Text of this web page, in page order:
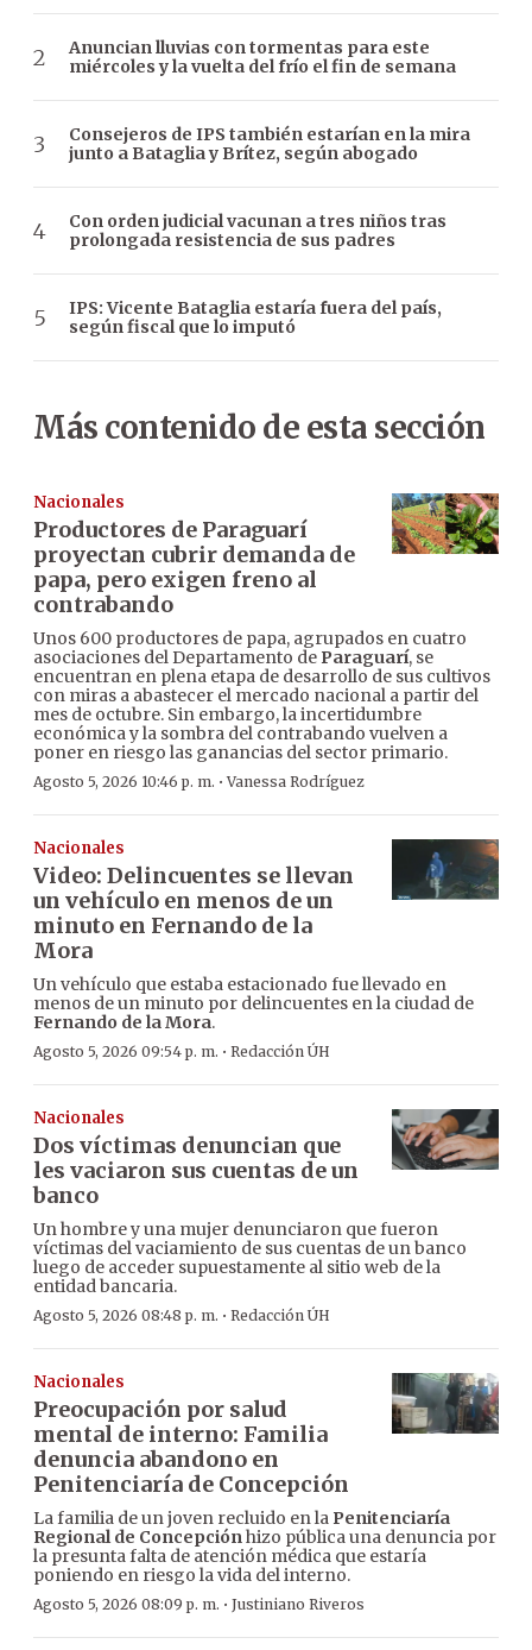
Anuncian lluvias con tormentas para este
miércoles y la vuelta del frío el fin de semana
Consejeros de IPS también estarían en la mira
junto a Bataglia y Brítez, según abogado
Con orden judicial vacunan a tres niños tras
prolongada resistencia de sus padres
IPS: Vicente Bataglia estaría fuera del país,
según fiscal que lo imputó
Más contenido de esta sección
Nacionales
Productores de Paraguarí
proyectan cubrir demanda de
papa, pero exigen freno al
contrabando
Unos 600 productores de papa, agrupados en cuatro
asociaciones del Departamento de Paraguarí, se
encuentran en plena etapa de desarrollo de sus cultivos
con miras a abastecer el mercado nacional a partir del
mes de octubre. Sin embargo, la incertidumbre
económica y la sombra del contrabando vuelven a
poner en riesgo las ganancias del sector primario.
Agosto 5, 2026 10:46 p. m. ·Vanessa Rodríguez
Nacionales
Video: Delincuentes se llevan
un vehículo en menos de un
minuto en Fernando de la
Mora
Un vehículo que estaba estacionado fue llevado en
menos de un minuto por delincuentes en la ciudad de
Fernando de la Mora.
Agosto 5, 2026 09:54 p. m. · Redacción ÚH
Nacionales
Dos víctimas denuncian que
les vaciaron sus cuentas de un
banco
Un hombre y una mujer denunciaron que fueron
víctimas del vaciamiento de sus cuentas de un banco
luego de acceder supuestamente al sitio web de la
entidad bancaria.
Agosto 5, 2026 08:48 p. m. · Redacción ÚH
Nacionales
Preocupación por salud
mental de interno: Familia
denuncia abandono en
Penitenciaría de Concepción
La familia de un joven recluido en la Penitenciaría
Regional de Concepciónhizo pública una denuncia por
la presunta falta de atención médica que estaría
poniendo en riesgo la vida del interno.
Agosto 5, 2026 08:09 p. m. · Justiniano Riveros